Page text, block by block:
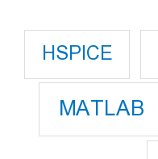
HSPICE
MATLAB